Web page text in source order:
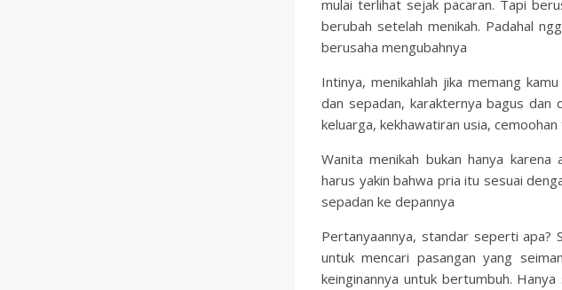
mulai terlihat sejak pacaran. Tapi
berubah setelah menikah. Padahal
berusaha mengubahnya
Intinya, menikahlah jika memang
dan sepadan, karakternya bagus dan
keluarga, kekhawatiran usia,
Wanita menikah bukan hanya karena
harus yakin bahwa pria itu sesuai
sepadan ke depannya
Pertanyaannya, standar seperti apa?
untuk mencari pasangan yang
keinginannya untuk bertumbuh.